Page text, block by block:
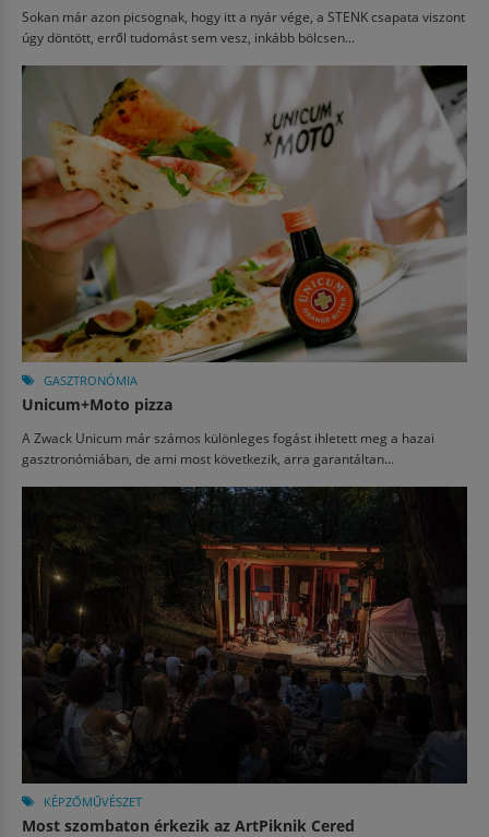
Sokan már azon picsognak, hogy itt a nyár vége, a STENK csapata viszont
úgy döntött, erről tudomást sem vesz, inkább bölcsen...
GASZTRONÓMIA
Unicum+Moto pizza
A Zwack Unicum már számos különleges fogást ihletett meg a hazai
gasztronómiában, de ami most következik, arra garantáltan...
KÉPZŐMŰVÉSZET
Most szombaton érkezik az ArtPiknik Cered